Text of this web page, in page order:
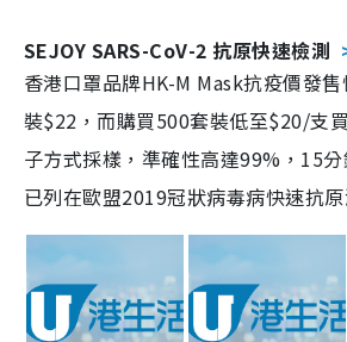
SEJOY SARS-CoV-2 抗原快速檢測
香港口罩品牌HK-M Mask抗疫價發
裝$22，而購買500套裝低至$20/支
子方式採樣，準確性高達99%，15
已列在歐盟2019冠狀病毒病快速抗